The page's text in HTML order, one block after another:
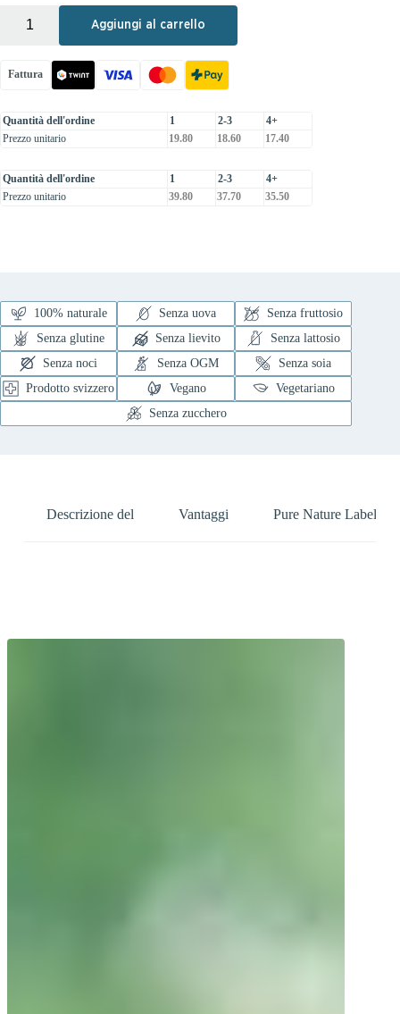
Aggiungi al carrello
Fattura
Quantità dell'ordine 1 2-3
4+
Prezzo unitario
19.80 18.60 17.40
Quantità dell'ordine 1 2-3
4+
Prezzo unitario
39.80 37.70 35.50
100% naturale Senza uova
Senza fruttosio
Senza glutine
Senza lievito
Senza lattosio
Senza noci
Senza OGM
Senza soia
Prodotto svizzero
Vegano
Vegetariano
Senza zucchero
Descrizione del Vantaggi Pure Nature Label